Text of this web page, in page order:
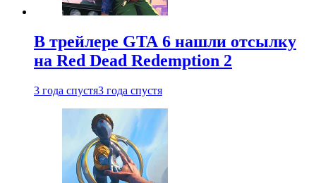
В трейлере GTA 6 нашли отсылку
на Red Dead Redemption 2
3 года спустя3 года спустя